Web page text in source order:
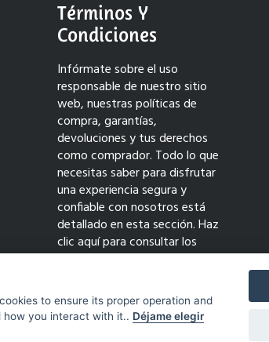
Términos Y
Condiciones
Infórmate sobre el uso
responsable de nuestro sitio
web, nuestras políticas de
compra, garantías,
devoluciones y tus derechos
como comprador. Todo lo que
necesitas saber para disfrutar
una experiencia segura y
confiable con nosotros está
detallado en esta sección. Haz
clic aquí para consultar los
términos completos y comprar
to ensure its proper operation and
how you interact with it.. Déjame elegir